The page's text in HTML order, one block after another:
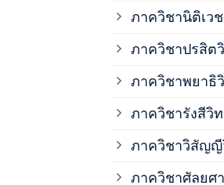
ภาควิชานิติเว
ภาควิชาปรสิต
ภาควิชาพยาธิ
ภาควิชารังสีวิ
ภาควิชาวิสัญญี
ภาควิชาศัลยศ